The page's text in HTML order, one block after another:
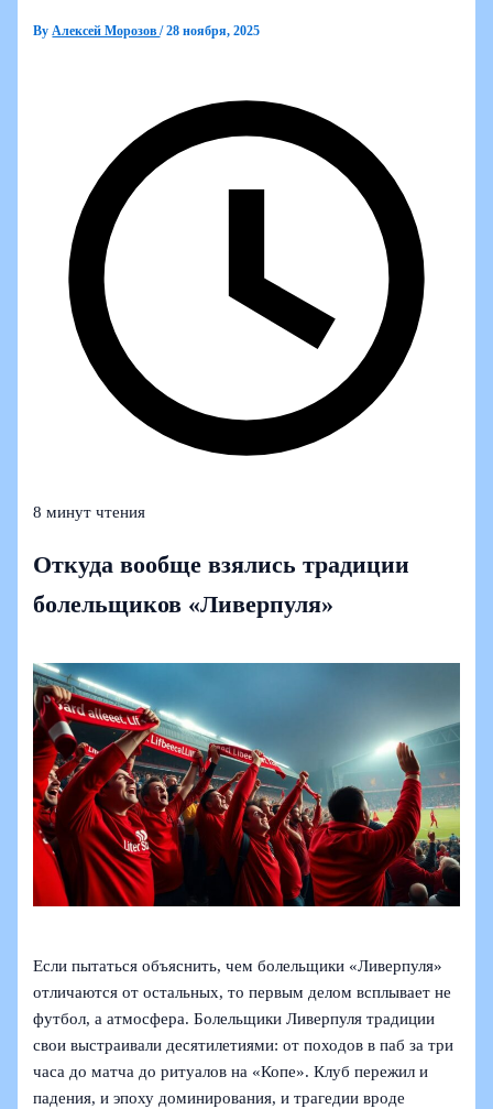
ByАлексей Морозов/28 ноября, 2025
8 минут чтения
Откуда вообще взялись традиции
болельщиков «Ливерпуля»
Если пытаться объяснить, чем болельщики «Ливерпуля»
отличаются от остальных, то первым делом всплывает не
футбол, а атмосфера. Болельщики Ливерпуля традиции
свои выстраивали десятилетиями: от походов в паб за три
часа до матча до ритуалов на «Копе». Клуб пережил и
падения, и эпоху доминирования, и трагедии вроде